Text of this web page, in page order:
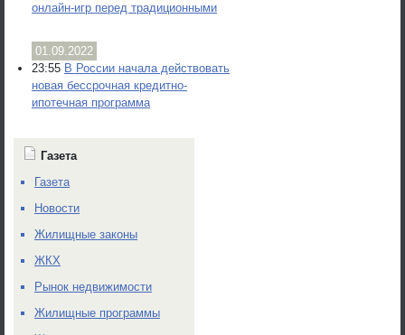
онлайн-игр перед традиционными
01.09.2022
23:55 В России начала действовать
новая бессрочная кредитно-
ипотечная программа
Газета
Газета
Новости
Жилищные законы
ЖКХ
Рынок недвижимости
Жилищные программы